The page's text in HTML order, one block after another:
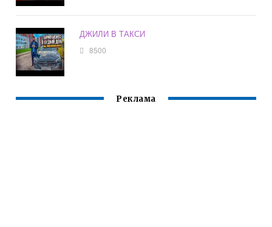
ДЖИЛИ В ТАКСИ
8500
Реклама